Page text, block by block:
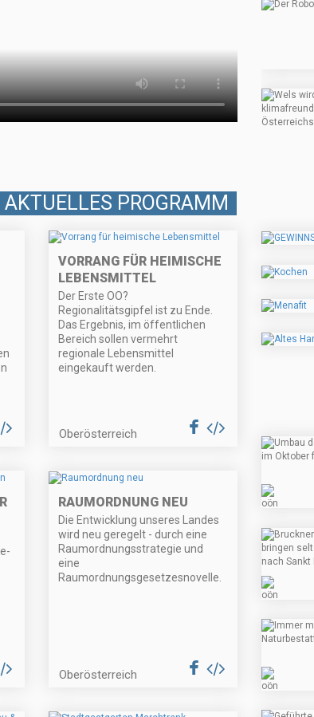
AKTUELLES PROGRAMM
VORRANG FÜR HEIMISCHE
LEBENSMITTEL
Der Erste OO?
Regionalitätsgipfel ist zu Ende.
Das Ergebnis, im öffentlichen
Bereich sollen vermehrt
regionale Lebensmittel
eingekauft werden.
Oberösterreich
RAUMORDNUNG NEU
Die Entwicklung unseres Landes
wird neu geregelt - durch eine
Raumordnungsstrategie und
eine
Raumordnungsgesetzesnovelle.
Oberösterreich